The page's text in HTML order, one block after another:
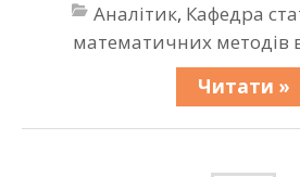
Аналітик, Кафедра
математичних методів
Читати »